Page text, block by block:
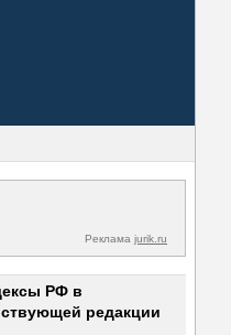
Реклама jurik.ru
РФ в
редакции